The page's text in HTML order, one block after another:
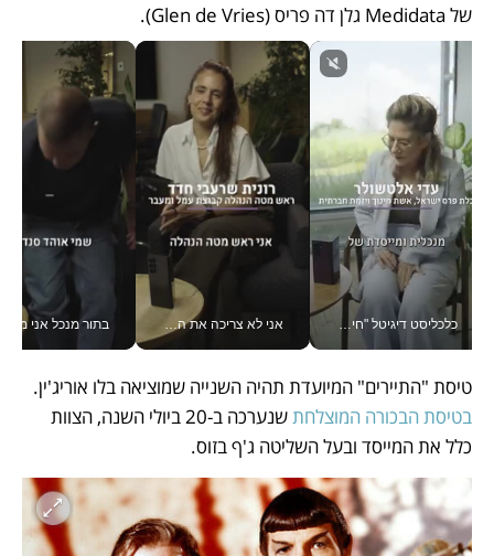
של Medidata גלן דה פריס (Glen de Vries).
כלכליסט דיגיטל "חינוך הוא המשימה של החיים שלי"_v אני לא צריכה את המשרד: רונית שרעבי-חדד מנהלת ארגון של 30000 עובדים מכל מקום_v
טיסת "התיירים" המיועדת תהיה השנייה שמוציאה בלו אוריג'ין.
בטיסת הבכורה המוצלחת
כלל את המייסד ובעל השליטה ג'ף בזוס.